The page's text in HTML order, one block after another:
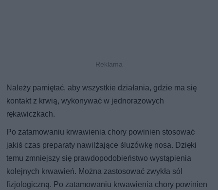
Należy pamiętać, aby wszystkie działania, gdzie ma się
kontakt z krwią, wykonywać w jednorazowych
rękawiczkach.
Po zatamowaniu krwawienia chory powinien stosować
jakiś czas preparaty nawilżające śluzówkę nosa. Dzięki
temu zmniejszy się prawdopodobieństwo wystąpienia
kolejnych krwawień. Można zastosować zwykła sól
fizjologiczną. Po zatamowaniu krwawienia chory powinien